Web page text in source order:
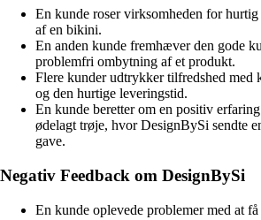
En kunde roser virksomheden for
af en bikini.
En anden kunde fremhæver den gode
problemfri ombytning af et produkt.
Flere kunder udtrykker tilfredshed med
og den hurtige leveringstid.
En kunde beretter om en positiv
ødelagt trøje, hvor DesignBySi sendte
gave.
Negativ Feedback om DesignBySi
En kunde oplevede problemer med at